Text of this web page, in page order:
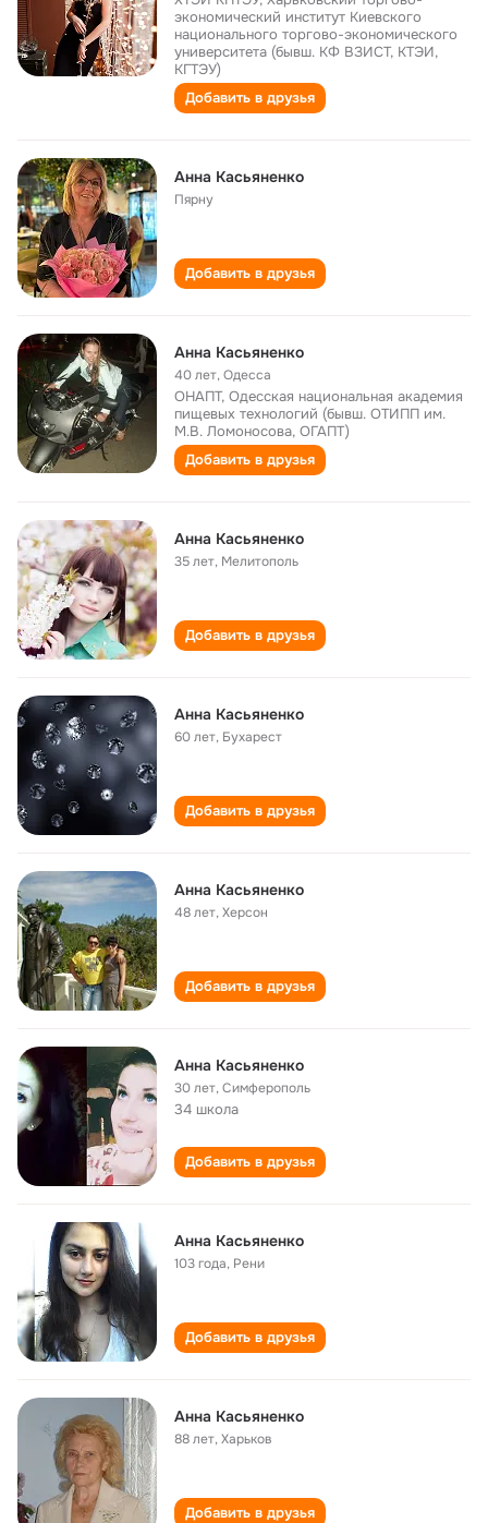
экономический институт Киевского
национального торгово-экономического
университета (бывш. КФ ВЗИСТ, КТЭИ,
КГТЭУ)
Добавить в друзья
Анна Kaсьяненко
Пярну
Добавить в друзья
Анна Касьяненко
40 лет,Одесса
ОНАПТ, Одесская национальная академия
пищевых технологий (бывш. ОТИПП им.
М.В. Ломоносова, ОГАПТ)
Добавить в друзья
Анна Касьяненко
35 лет, Мелитополь
Добавить в друзья
Анна Касьяненко
60 лет, Бухарест
Добавить в друзья
Анна Касьяненко
48 лет,Херсон
Добавить в друзья
Анна Касьяненко
30 лет,Симферополь
34 школа
Добавить в друзья
Анна Касьяненко
103 года, Рени
Добавить в друзья
Анна Касьяненко
88 лет,Харьков
Добавить в друзья